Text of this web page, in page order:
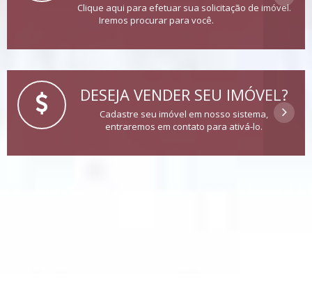
Clique aqui para efetuar sua solicitação de imóvel.
Iremos procurar para você.
DESEJA VENDER SEU IMÓVEL?
Cadastre seu imóvel em nosso sistema,
entraremos em contato para ativá-lo.